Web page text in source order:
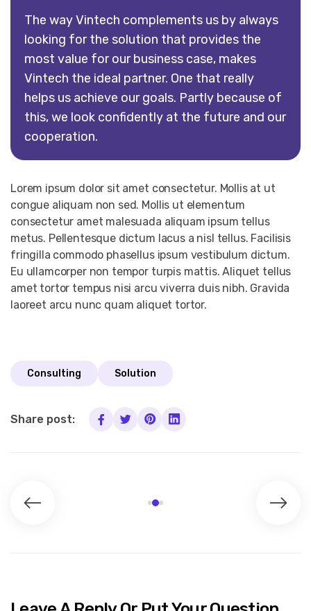
The way Vintech complements us by always
looking for the solution that provides the
most value for our business case, makes
Vintech the ideal partner. One that really
helps us achieve our goals. Partly because of
this, we look confidently at the future and our
cooperation.
Lorem ipsum dolor sit amet consectetur. Mollis at ut
congue aliquam non sed. Mollis ut elementum
consectetur amet malesuada aliquam ipsum tellus
metus. Pellentesque dictum lacus a nisl tellus. Facilisis
fringilla commodo phasellus ipsum vestibulum dictum.
Eu ullamcorper non tempor turpis mattis. Aliquet tellus
amet tortor tempus nisi arcu viverra duis nibh. Gravida
laoreet arcu nunc quam aliquet tortor.
Consulting Solution
Share post: